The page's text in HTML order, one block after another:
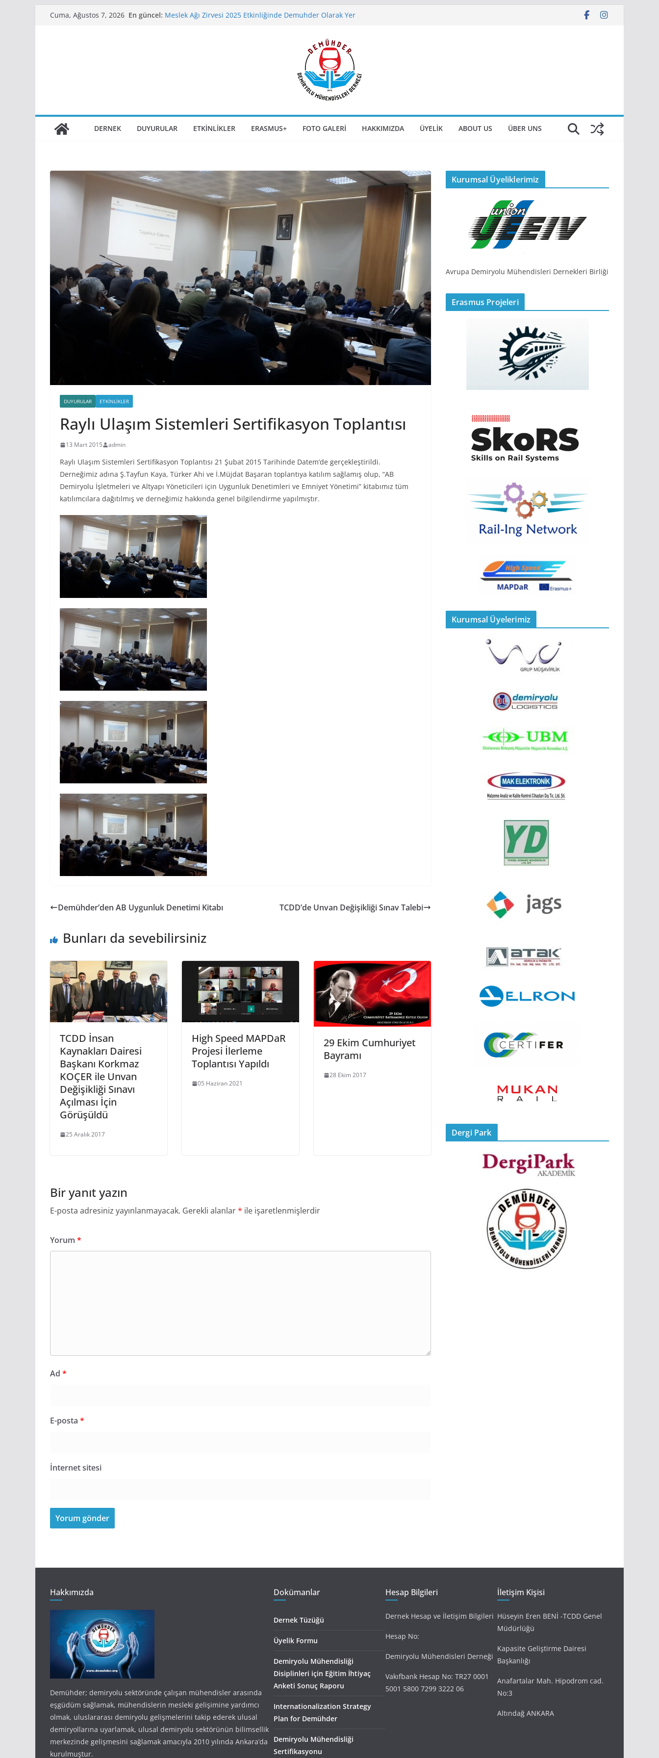
Cuma, Ağustos 7, 2026 En güncel: Meslek Ağı Zirvesi 2025 Etkinliğinde Demuhder Olarak Yer
Sapienza University of Rome’da Yaz Kursu Duyurusu
11. Demiryolu Söyleşisi 9 Aralık 2025 Günü Saat 17:00’da
2. Raylı Sistemler Kongre ve Sergisi 6-7-8 Kasım 2025
Tarihlerinde Eskişehir`de Kapılarını Açıyor
DERNEK DUYURULAR ETKINLIKLER ERASMUS+ FOTO GALERI HAKKIMIZDA ÜYELIK ABOUT US ÜBER UNS
DUYURULAR ETKINLIKLER
Raylı Ulaşım Sistemleri Sertifikasyon Toplantısı
13 Mart 2015 admin
Raylı Ulaşım Sistemleri Sertifikasyon Toplantısı 21 Şubat 2015 Tarihinde Datem’de gerçekleştirildi.
Derneğimiz adına Ş.Tayfun Kaya, Türker Ahi ve İ.Müjdat Başaran toplantıya katılım sağlamış olup, “AB
Demiryolu İşletmeleri ve Altyapı Yöneticileri için Uygunluk Denetimleri ve Emniyet Yönetimi” kitabımız tüm
katılımcılara dağıtılmış ve derneğimiz hakkında genel bilgilendirme yapılmıştır.
Demühder’den AB Uygunluk Denetimi Kitabı TCDD’de Unvan Değişikliği Sınav Talebi
Bunları da sevebilirsiniz
TCDD İnsan
Kaynakları Dairesi
Başkanı Korkmaz
KOÇER ile Unvan
Değişikliği Sınavı
Açılması İçin
Görüşüldü
25 Aralık 2017
High Speed MAPDaR
Projesi İlerleme
Toplantısı Yapıldı
05 Haziran 2021
29 Ekim Cumhuriyet
Bayramı
28 Ekim 2017
Bir yanıt yazın
E-posta adresiniz yayınlanmayacak. Gerekli alanlar* ile işaretlenmişlerdir
Yorum *
Ad *
E-posta *
İnternet sitesi
Kurumsal Üyeliklerimiz
Avrupa Demiryolu Mühendisleri Dernekleri Birliği
Erasmus Projeleri
Kurumsal Üyelerimiz
Dergi Park
Hakkımızda
Demühder; demiryolu sektöründe çalışan mühendisler arasında
eşgüdüm sağlamak, mühendislerin mesleki gelişimine yardımcı
olmak, uluslararası demiryolu gelişmelerini takip ederek ulusal
demiryollarına uyarlamak, ulusal demiryolu sektörünün bilimsellik
merkezinde gelişmesini sağlamak amacıyla 2010 yılında Ankara’da
kurulmuştur.
Dokümanlar
Dernek Tüzüğü
Üyelik Formu
Demiryolu Mühendisliği
Disiplinleri için Eğitim İhtiyaç
Anketi Sonuç Raporu
Internationalization Strategy
Plan for Demühder
Demiryolu Mühendisliği
Sertifikasyonu
Hesap Bilgileri
Dernek Hesap ve İletişim Bilgileri
Hesap No:
Demiryolu Mühendisleri Derneği
Vakıfbank Hesap No: TR27 0001
5001 5800 7299 3222 06
İletişim Kişisi
Hüseyin Eren BENİ -TCDD Genel
Müdürlüğü
Kapasite Geliştirme Dairesi
Başkanlığı
Anafartalar Mah. Hipodrom cad.
No:3
Altındağ ANKARA